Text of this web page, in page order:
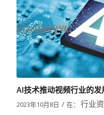
AI技术推动视频行业的发
2023年10月8日 / 在： 行业